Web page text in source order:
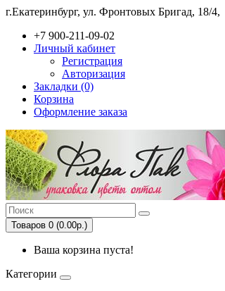
г.Екатеринбург, ул. Фронтовых Бригад, 18/4,
+7 900-211-09-02
Личный кабинет
Регистрация
Авторизация
Закладки (0)
Корзина
Оформление заказа
Товаров 0 (0.00р.)
Ваша корзина пуста!
Категории